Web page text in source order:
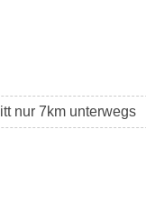
nur 7km unterwegs